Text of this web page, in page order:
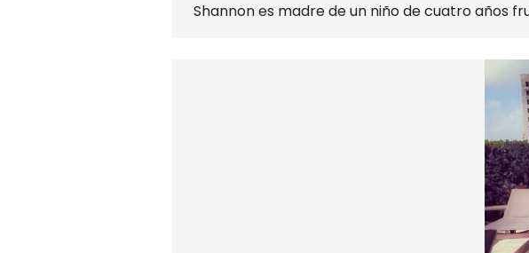
Shannon es madre de un niño de cuatro años